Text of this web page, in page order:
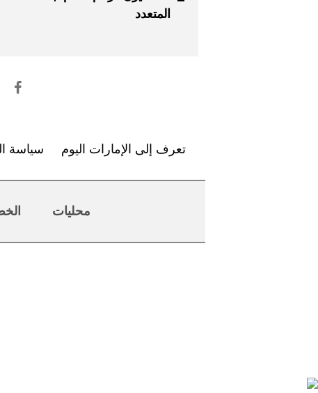
المتعدد
تعرف إلى الإمارات اليوم سياسة
محليات